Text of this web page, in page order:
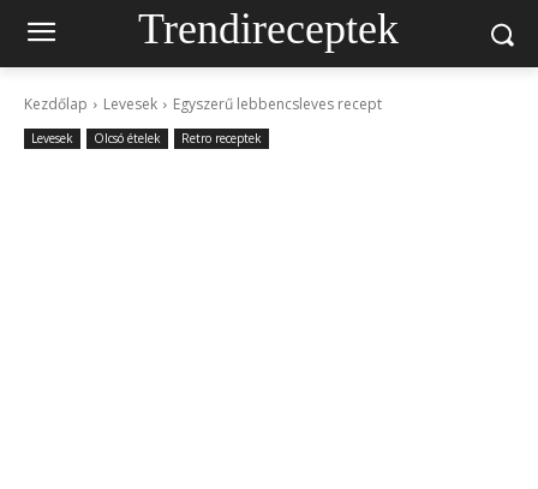
Trendireceptek
Kezdőlap Levesek Egyszerű lebbencsleves recept
Levesek Olcsó ételek Retro receptek